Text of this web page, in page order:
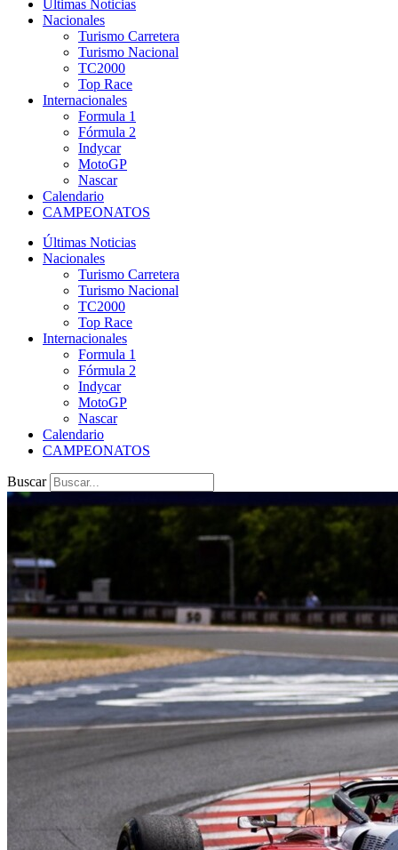
Últimas Noticias
Nacionales
Turismo Carretera
Turismo Nacional
TC2000
Top Race
Internacionales
Formula 1
Fórmula 2
Indycar
MotoGP
Nascar
Calendario
CAMPEONATOS
Últimas Noticias
Nacionales
Turismo Carretera
Turismo Nacional
TC2000
Top Race
Internacionales
Formula 1
Fórmula 2
Indycar
MotoGP
Nascar
Calendario
CAMPEONATOS
Buscar